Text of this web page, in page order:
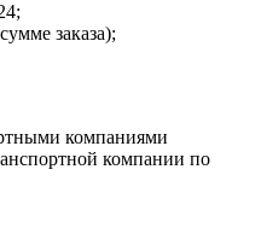
заказа);
компаниями
компании по